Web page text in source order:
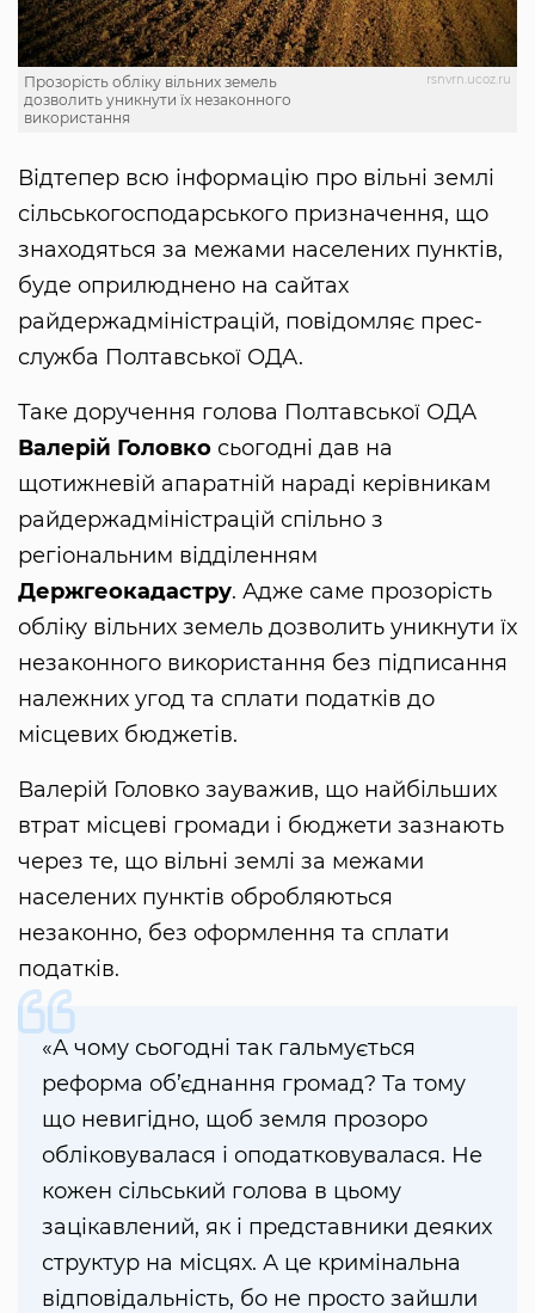
rsnvrn.ucoz.ru
Прозорість обліку вільних земель
дозволить уникнути їх незаконного
використання
Відтепер всю інформацію про вільні землі
сільськогосподарського призначення, що
знаходяться за межами населених пунктів,
буде оприлюднено на сайтах
райдержадміністрацій, повідомляє прес-
служба Полтавської ОДА.
Таке доручення голова Полтавської ОДА
Валерій Головко сьогодні дав на
щотижневій апаратній нараді керівникам
райдержадміністрацій спільно з
регіональним відділенням
Держгеокадастру. Адже саме прозорість
обліку вільних земель дозволить уникнути їх
незаконного використання без підписання
належних угод та сплати податків до
місцевих бюджетів.
Валерій Головко зауважив, що найбільших
втрат місцеві громади і бюджети зазнають
через те, що вільні землі за межами
населених пунктів обробляються
незаконно, без оформлення та сплати
податків.
«А чому сьогодні так гальмується
реформа об’єднання громад? Та тому
що невигідно, щоб земля прозоро
обліковувалася і оподатковувалася. Не
кожен сільський голова в цьому
зацікавлений, як і представники деяких
структур на місцях. А це кримінальна
відповідальність, бо не просто зайшли